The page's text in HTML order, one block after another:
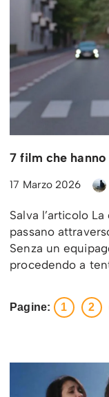
7 film che
17 Marzo 2026
Salva l’articolo
passano
Senza un
procedendo a
Pagine: 1 2